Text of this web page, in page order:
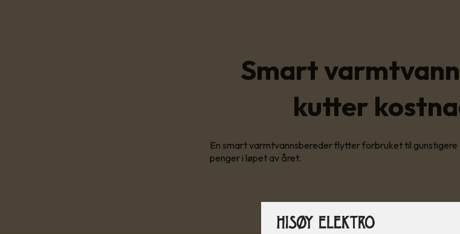
Smart
kutter
En smart varmtvannsbereder flytter forbruket til
penger i løpet av året.